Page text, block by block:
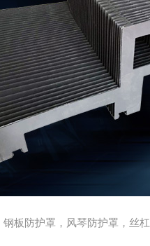
钢板防护罩，风琴防护罩，丝杠防